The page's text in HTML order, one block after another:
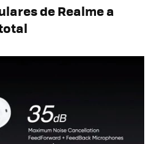
de Realme a